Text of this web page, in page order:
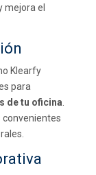
mejora el
Klearfy
para
de tu oficina
convenientes